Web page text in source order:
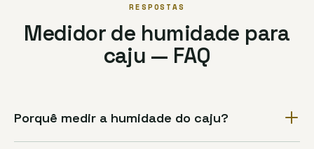
RESPOSTAS
Medidor de humidade para
caju — FAQ
Porquê medir a humidade do caju?